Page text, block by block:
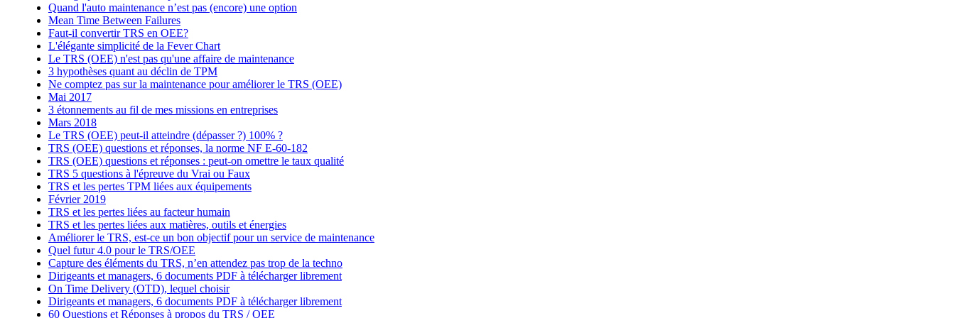
Quand l'auto maintenance n’est pas (encore) une option
Mean Time Between Failures
Faut-il convertir TRS en OEE?
L'élégante simplicité de la Fever Chart
Le TRS (OEE) n'est pas qu'une affaire de maintenance
3 hypothèses quant au déclin de TPM
Ne comptez pas sur la maintenance pour améliorer le TRS (OEE)
Mai 2017
3 étonnements au fil de mes missions en entreprises
Mars 2018
Le TRS (OEE) peut-il atteindre (dépasser ?) 100% ?
TRS (OEE) questions et réponses, la norme NF E-60-182
TRS (OEE) questions et réponses : peut-on omettre le taux qualité
TRS 5 questions à l'épreuve du Vrai ou Faux
TRS et les pertes TPM liées aux équipements
Février 2019
TRS et les pertes liées au facteur humain
TRS et les pertes liées aux matières, outils et énergies
Améliorer le TRS, est-ce un bon objectif pour un service de maintenance
Quel futur 4.0 pour le TRS/OEE
Capture des éléments du TRS, n’en attendez pas trop de la techno
Dirigeants et managers, 6 documents PDF à télécharger librement
On Time Delivery (OTD), lequel choisir
Dirigeants et managers, 6 documents PDF à télécharger librement
60 Questions et Réponses à propos du TRS / OEE